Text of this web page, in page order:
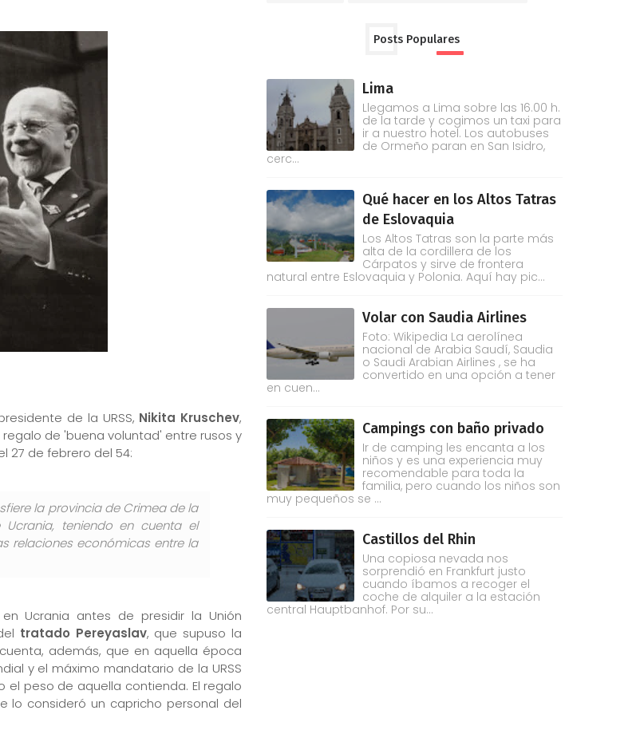
de la URSS, Nikita Kruschev,
de 'buena voluntad' entre rusos y
27 de febrero del 54:
la provincia de Crimea de la
teniendo en cuenta el
relaciones económicas entre la
Ucrania antes de presidir la Unión
tratado Pereyaslav, que supuso la
además, que en aquella época
y el máximo mandatario de la URSS
peso de aquella contienda. El regalo
lo consideró un capricho personal del
Posts Populares
Lima
Llegamos a Lima sobre las 16.00 h.
de la tarde y cogimos un taxi para
ir a nuestro hotel. Los autobuses
de Ormeño paran en San Isidro,
cerc...
Qué hacer en los Altos Tatras
de Eslovaquia
Los Altos Tatras son la parte más
alta de la cordillera de los
Cárpatos y sirve de frontera
natural entre Eslovaquia y Polonia. Aquí hay pic...
Volar con Saudia Airlines
Foto: Wikipedia La aerolínea
nacional de Arabia Saudí, Saudia
o Saudi Arabian Airlines , se ha
convertido en una opción a tener
en cuen...
Campings con baño privado
Ir de camping les encanta a los
niños y es una experiencia muy
recomendable para toda la
familia, pero cuando los niños son
muy pequeños se ...
Castillos del Rhin
Una copiosa nevada nos
sorprendió en Frankfurt justo
cuando íbamos a recoger el
coche de alquiler a la estación
central Hauptbanhof. Por su...